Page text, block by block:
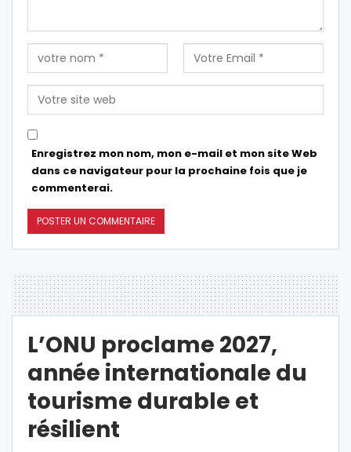
Enregistrez mon nom, mon e-mail et mon site Web
dans ce navigateur pour la prochaine fois que je
commenterai.
L’ONU proclame 2027,
année internationale du
tourisme durable et
résilient